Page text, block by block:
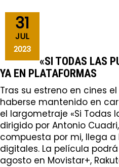
31
JUL
2023
«SI TODAS LAS
YA EN PLATAFORMAS
Tras su estreno en cines
haberse mantenido en
el largometraje «Si Todas
dirigido por Antonio
compuesta por mi, llega
digitales. La película
agosto en Movistar+,